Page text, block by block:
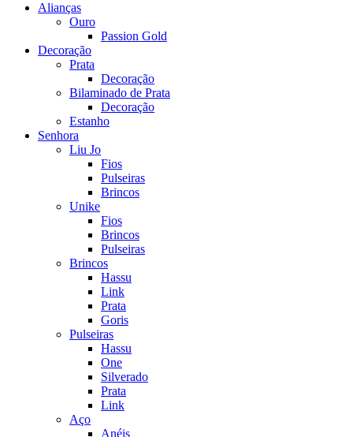
Alianças
Ouro
Passion Gold
Decoração
Prata
Decoração
Bilaminado de Prata
Decoração
Estanho
Senhora
Liu Jo
Fios
Pulseiras
Brincos
Unike
Fios
Brincos
Pulseiras
Brincos
Hassu
Link
Prata
Goris
Pulseiras
Hassu
One
Silverado
Prata
Link
Aço
Anéis